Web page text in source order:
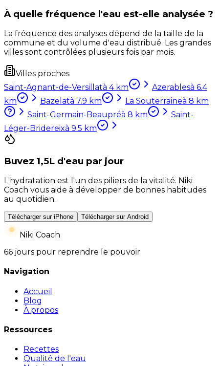
À quelle fréquence l'eau est-elle analysée ?
La fréquence des analyses dépend de la taille de la
commune et du volume d'eau distribué. Les grandes
villes sont contrôlées plusieurs fois par mois.
Villes proches
Saint-Agnant-de-Versillatà 4km Azerablesà 6.4
km
Bazelatà 7.9 km La Souterraineà 8 km
Saint-Germain-Beaupréà 8 km
Saint-
Léger-Bridereixà 9.5 km
Buvez 1,5L d'eau par jour
L'hydratation est l'un des piliers de la vitalité. Niki
Coach vous aide à développer de bonnes habitudes
au quotidien.
Télécharger sur iPhone Télécharger sur Android
Niki Coach
66 jours pour reprendre le pouvoir
Navigation
Accueil
Blog
À propos
Ressources
Recettes
Qualité de l'eau